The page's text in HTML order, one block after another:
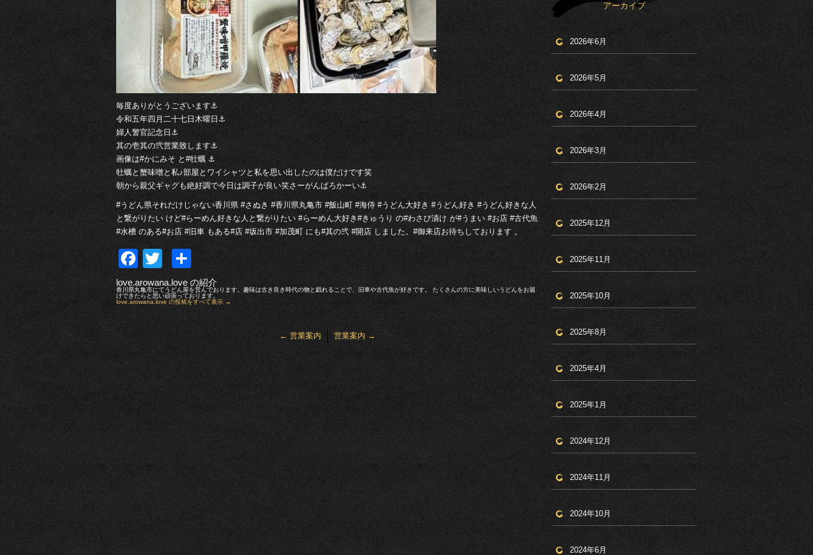
毎度ありがとうございます⚓︎
令和五年四月二十七日木曜日⚓︎
婦人警官記念日⚓︎
其の壱其の弐営業致します⚓︎
画像は#かにみそ と#牡蠣 ⚓︎
牡蠣と蟹味噌と私♪部屋とワイシャツと私を思い出したのは僕だけです笑
朝から親父ギャグも絶好調で今日は調子が良い笑さーがんばろかーい⚓︎
#うどん県それだけじゃない香川県 #さぬき #香川県丸亀市 #飯山町 #海侍 #うどん大好き #うどん好き #うどん好きな人
と繋がりたい けど#らーめん好きな人と繋がりたい #らーめん大好き#きゅうり の#わさび漬け が#うまい #お店 #古代魚
#水槽 のある#お店 #旧車 もある#店 #坂出市 #加茂町 にも#其の弐 #開店 しました。#御来店お待ちしております 。
Facebook
Twitter
共
有
love.arowana.love の紹介
香川県丸亀市にてうどん屋を営んでおります。趣味は古き良き時代の物と戯れることで、旧車や古代魚が好きです。 たくさんの方に美味しいうどんをお届
けできたらと思い頑張っております。
love.arowana.love の投稿をすべて表示 →
← 営業案内 営業案内 →
アーカイブ
2026年6月
2026年5月
2026年4月
2026年3月
2026年2月
2025年12月
2025年11月
2025年10月
2025年8月
2025年4月
2025年1月
2024年12月
2024年11月
2024年10月
2024年6月